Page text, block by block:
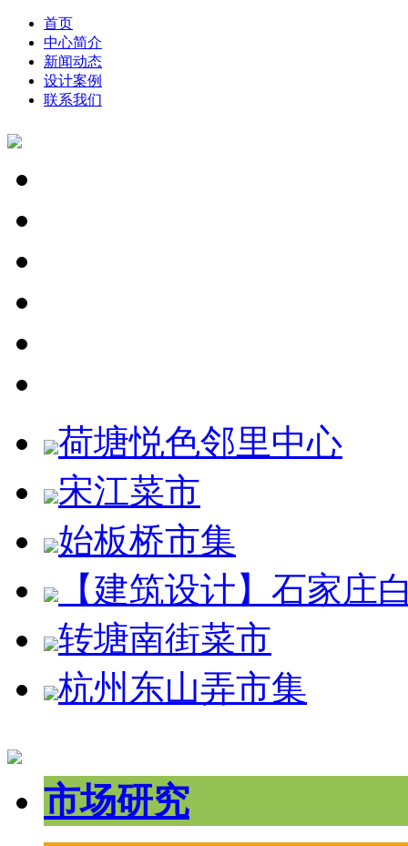
首页
中心简介
新闻动态
设计案例
联系我们
荷塘悦色邻里中心
宋江菜市
始板桥市集
【建筑设计】石家庄
转塘南街菜市
杭州东山弄市集
市场研究